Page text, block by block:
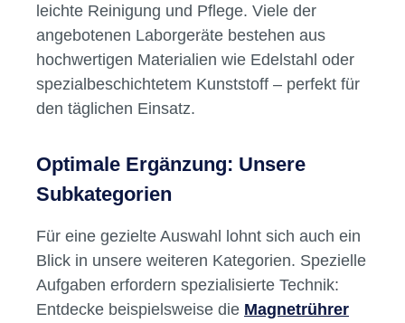
leichte Reinigung und Pflege. Viele der
angebotenen Laborgeräte bestehen aus
hochwertigen Materialien wie Edelstahl oder
spezialbeschichtetem Kunststoff – perfekt für
den täglichen Einsatz.
Optimale Ergänzung: Unsere
Subkategorien
Für eine gezielte Auswahl lohnt sich auch ein
Blick in unsere weiteren Kategorien. Spezielle
Aufgaben erfordern spezialisierte Technik:
Entdecke beispielsweise die Magnetrührer